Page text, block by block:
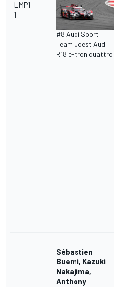
LMP1
1
#8 Audi Sport
Team Joest Audi
R18 e-tron quattro
Sébastien
Buemi, Kazuki
Nakajima,
Anthony